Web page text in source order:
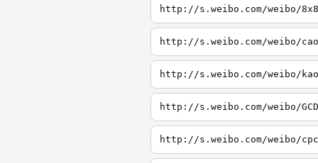
http://s.weibo.com/weibo/8x8
http://s.weibo.com/weibo/cao
http://s.weibo.com/weibo/kao
http://s.weibo.com/weibo/GCD
http://s.weibo.com/weibo/cpc